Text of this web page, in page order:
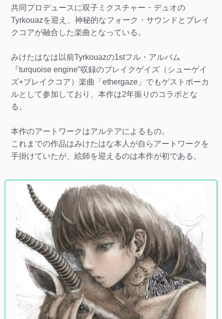
共同プロデュースに双子ミクスチャー・デュオの
Tyrkouazを迎え、神秘的なフォーク・サウンドとブレイ
クコアが融合した楽曲となっている。
みけたはなは以前Tyrkouazの1stフル・アルバム
『turquoise engine”収録のブレイクゲイズ（シューゲイ
ズ+ブレイクコア）楽曲「ethergaze」でもゲストボーカ
ルとして参加しており、本作は2年振りのコラボとな
る。
本作のアートワークはアルテアによるもの。
これまでの作品はみけたはな本人が自らアートワークを
手掛けていたが、絵師を迎えるのは本作が初である。